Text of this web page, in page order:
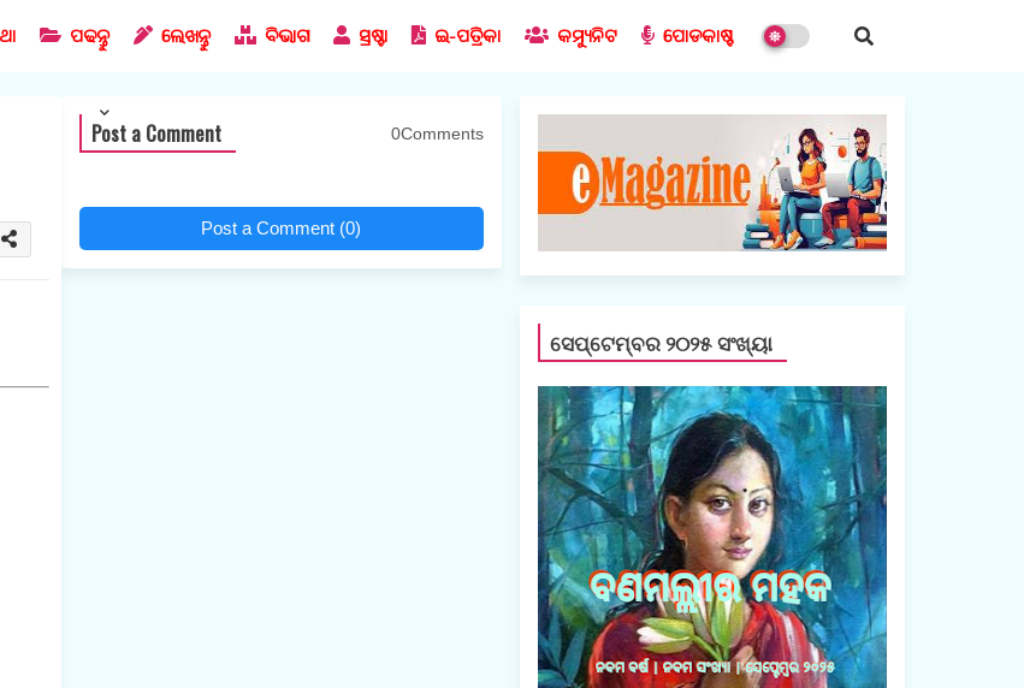
ପଢନ୍ତୁ ଲେଖନ୍ତୁ ବିଭାଗ ସ୍ରଷ୍ଟା ଇ-ପତ୍ରିକା କମ୍ୟୁନିଟ ପୋଡକାଷ୍ଟ
Post a Comment 0Comments
Post a Comment (0)
ସେପ୍ଟେମ୍ବର ୨୦୨୫ ସଂଖ୍ୟା